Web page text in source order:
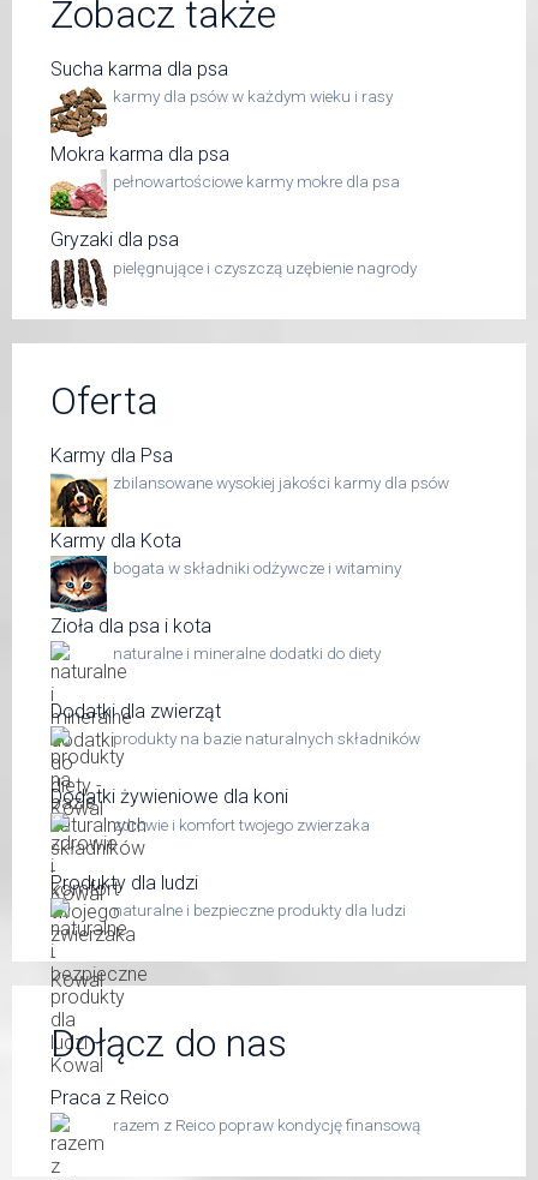
Zobacz także
Sucha karma dla psa
karmy dla psów w każdym wieku i rasy
Mokra karma dla psa
pełnowartościowe karmy mokre dla psa
Gryzaki dla psa
pielęgnujące i czyszczą uzębienie nagrody
Oferta
Karmy dla Psa
zbilansowane wysokiej jakości karmy dla psów
Karmy dla Kota
bogata w składniki odżywcze i witaminy
Zioła dla psa i kota
naturalne i mineralne dodatki do diety
Dodatki dla zwierząt
produkty na bazie naturalnych składników
Dodatki żywieniowe dla koni
zdrowie i komfort twojego zwierzaka
Produkty dla ludzi
naturalne i bezpieczne produkty dla ludzi
Dołącz do nas
Praca z Reico
razem z Reico popraw kondycję finansową